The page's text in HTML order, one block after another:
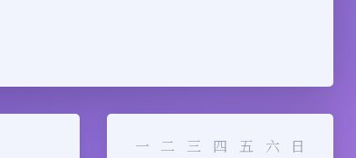
一 二 三 四 五 六
日